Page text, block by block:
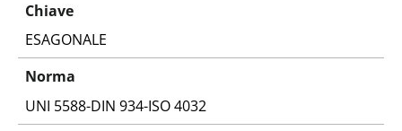
Chiave
ESAGONALE
Norma
UNI 5588-DIN 934-ISO 4032